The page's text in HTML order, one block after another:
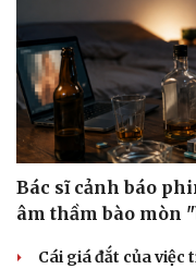
Bác sĩ cảnh báo
âm thầm bào mòn
Cái giá đắt của